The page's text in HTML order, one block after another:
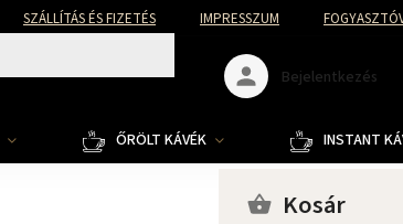
SZÁLLÍTÁS ÉS FIZETÉS IMPRESSZUM
Bejelentkezés
ŐRÖLT KÁVÉK INSTANT
Kosár